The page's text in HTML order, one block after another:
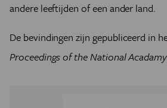
andere leeftijden of een ander land.
De bevindingen zijn gepubliceerd in
Proceedings of the National